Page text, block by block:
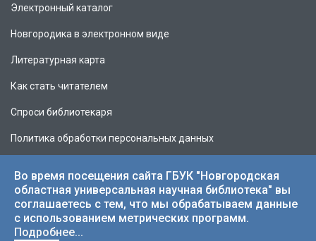
Электронный каталог
Новгородика в электронном виде
Литературная карта
Как стать читателем
Спроси библиотекаря
Политика обработки персональных данных
© 2026 НОУНБ.
Во время посещения сайта ГБУК "Новгородская
областная универсальная научная библиотека" вы
соглашаетесь с тем, что мы обрабатываем данные
с использованием метрических программ.
Подробнее...